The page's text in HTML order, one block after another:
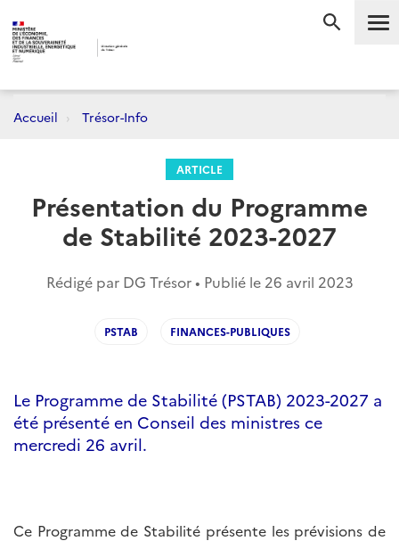
Accueil Trésor-Info
ARTICLE
Présentation du Programme
de Stabilité 2023-2027
Rédigé par DG Trésor • Publié le 26 avril 2023
PSTAB FINANCES-PUBLIQUES
Le Programme de Stabilité (PSTAB) 2023-2027 a
été présenté en Conseil des ministres ce
mercredi 26 avril.
Ce Programme de Stabilité présente les prévisions de